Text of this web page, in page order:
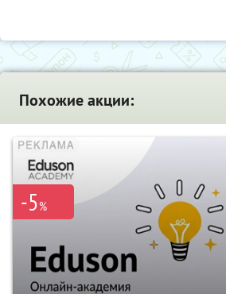
Похожие акции:
-5%